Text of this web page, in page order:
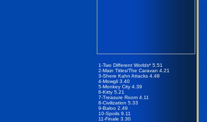
1-Two Different Worlds* 5.51
2-Main Titles/The Caravan 4.21
3-Shere Kahn Attacks 4.48
4-Mowgli 3.40
5-Monkey City 4.39
6-Kitty 5.21
7-Treasure Room 4.11
8-Civilization 5.33
9-Baloo 2.49
10-Spoils 9.11
11-Finale 3.30